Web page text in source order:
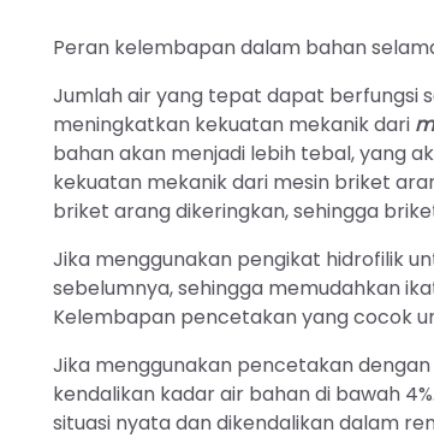
Peran kelembapan dalam bahan
Jumlah air yang tepat dapat berfungsi
meningkatkan kekuatan mekanik dari
bahan akan menjadi lebih tebal, yang
kekuatan mekanik dari mesin briket
briket arang dikeringkan, sehingga
Jika menggunakan pengikat hidrofilik
sebelumnya, sehingga memudahkan
Kelembapan pencetakan yang cocok
Jika menggunakan pencetakan
kendalikan kadar air bahan di bawah
situasi nyata dan dikendalikan dalam